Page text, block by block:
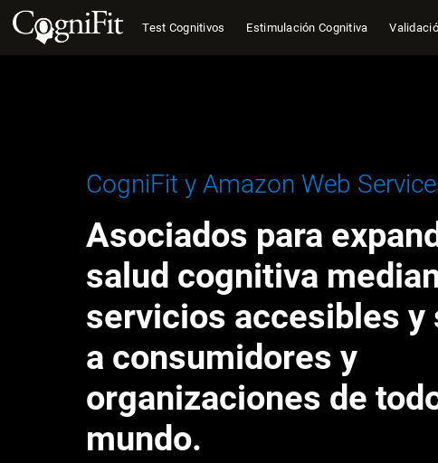
Test Cognitivos Estimulación Cognitiva
CogniFit y Amazon Web
Asociados para
salud cognitiva
servicios accesibles y
a consumidores y
organizaciones de
mundo.